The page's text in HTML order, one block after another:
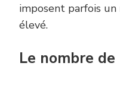
imposent parfois un
élevé.
Le nombre